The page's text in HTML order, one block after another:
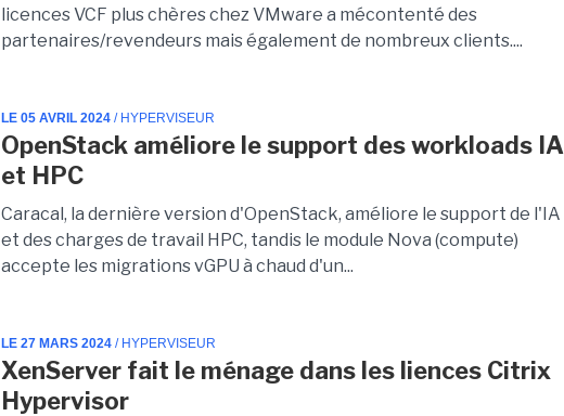
licences VCF plus chères chez VMware a mécontenté des
partenaires/revendeurs mais également de nombreux clients....
LE 05 AVRIL 2024 / HYPERVISEUR
OpenStack améliore le support des workloads IA
et HPC
Caracal, la dernière version d'OpenStack, améliore le support de l'IA
et des charges de travail HPC, tandis le module Nova (compute)
accepte les migrations vGPU à chaud d'un...
LE 27 MARS 2024 / HYPERVISEUR
XenServer fait le ménage dans les liences Citrix
Hypervisor